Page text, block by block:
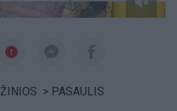
ŽINIOS > PASAULIS